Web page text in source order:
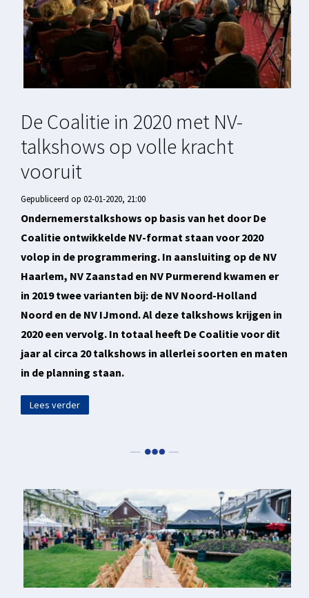
De Coalitie in 2020 met NV-
talkshows op volle kracht
vooruit
Gepubliceerd op 02-01-2020, 21:00
Ondernemerstalkshows op basis van het door De
Coalitie ontwikkelde NV-format staan voor 2020
volop in de programmering. In aansluiting op de NV
Haarlem, NV Zaanstad en NV Purmerend kwamen er
in 2019 twee varianten bij: de NV Noord-Holland
Noord en de NV IJmond. Al deze talkshows krijgen in
2020 een vervolg. In totaal heeft De Coalitie voor dit
jaar al circa 20 talkshows in allerlei soorten en maten
in de planning staan.
Lees verder